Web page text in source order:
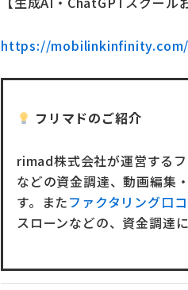
https://
フリマドのご紹介
rimad株式会社が運営する
などの資金調達、動画編集
す。またファクタリング口
スローンなどの、資金調達